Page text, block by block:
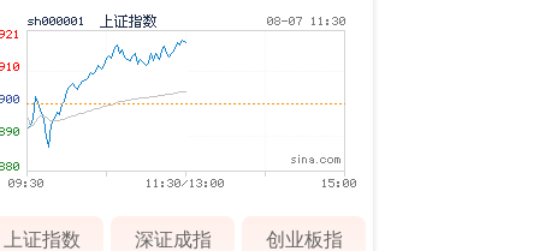
上证指数 深证成指 创业板指